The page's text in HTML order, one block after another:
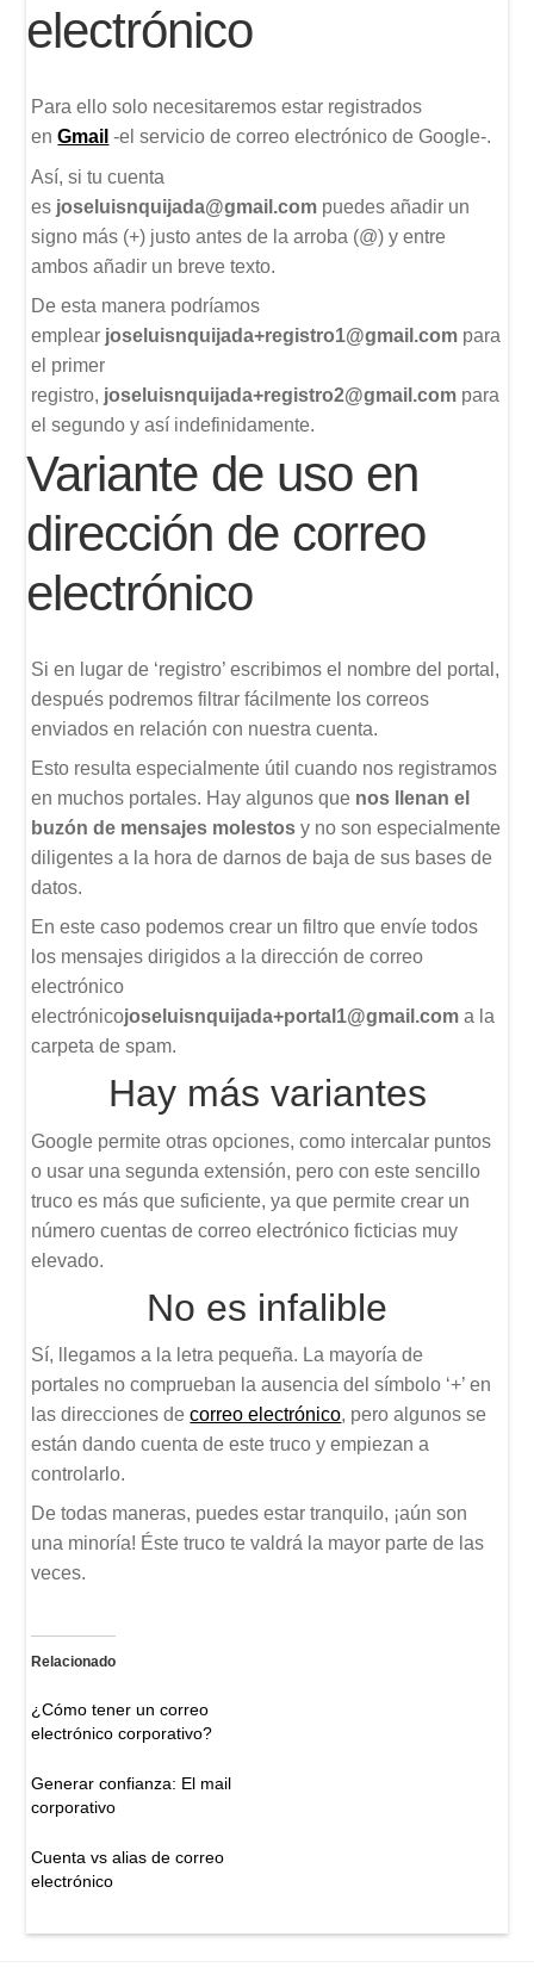
electrónico
Para ello solo necesitaremos estar registrados
enGmail -el servicio de correo electrónico de Google-.
Así, si tu cuenta
es joseluisnquijada@gmail.com puedes añadir un
signo más (+) justo antes de la arroba (@) y entre
ambos añadir un breve texto.
De esta manera podríamos
emplear joseluisnquijada+registro1@gmail.com para
el primer
registro, joseluisnquijada+registro2@gmail.com para
el segundo y así indefinidamente.
Variante de uso en
dirección de correo
electrónico
Si en lugar de ‘registro’ escribimos el nombre del portal,
después podremos filtrar fácilmente los correos
enviados en relación con nuestra cuenta.
Esto resulta especialmente útil cuando nos registramos
en muchos portales. Hay algunos que nos llenan el
buzón de mensajes molestos y no son especialmente
diligentes a la hora de darnos de baja de sus bases de
datos.
En este caso podemos crear un filtro que envíe todos
los mensajes dirigidos a la dirección de correo
electrónico
electrónicojoseluisnquijada+portal1@gmail.com a la
carpeta de spam.
Hay más variantes
Google permite otras opciones, como intercalar puntos
o usar una segunda extensión, pero con este sencillo
truco es más que suficiente, ya que permite crear un
número cuentas de correo electrónico ficticias muy
elevado.
No es infalible
Sí, llegamos a la letra pequeña. La mayoría de
portales no comprueban la ausencia del símbolo ‘+’ en
las direcciones decorreo electrónico, pero algunos se
están dando cuenta de este truco y empiezan a
controlarlo.
De todas maneras, puedes estar tranquilo, ¡aún son
una minoría! Éste truco te valdrá la mayor parte de las
veces.
Relacionado
¿Cómo tener un correo
electrónico corporativo?
Generar confianza: El mail
corporativo
Cuenta vs alias de correo
electrónico